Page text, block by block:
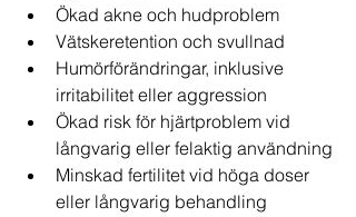
Ökad akne och hudproblem
Vätskeretention och svullnad
Humörförändringar, inklusive
irritabilitet eller aggression
Ökad risk för hjärtproblem vid
långvarig eller felaktig användning
Minskad fertilitet vid höga doser
eller långvarig behandling